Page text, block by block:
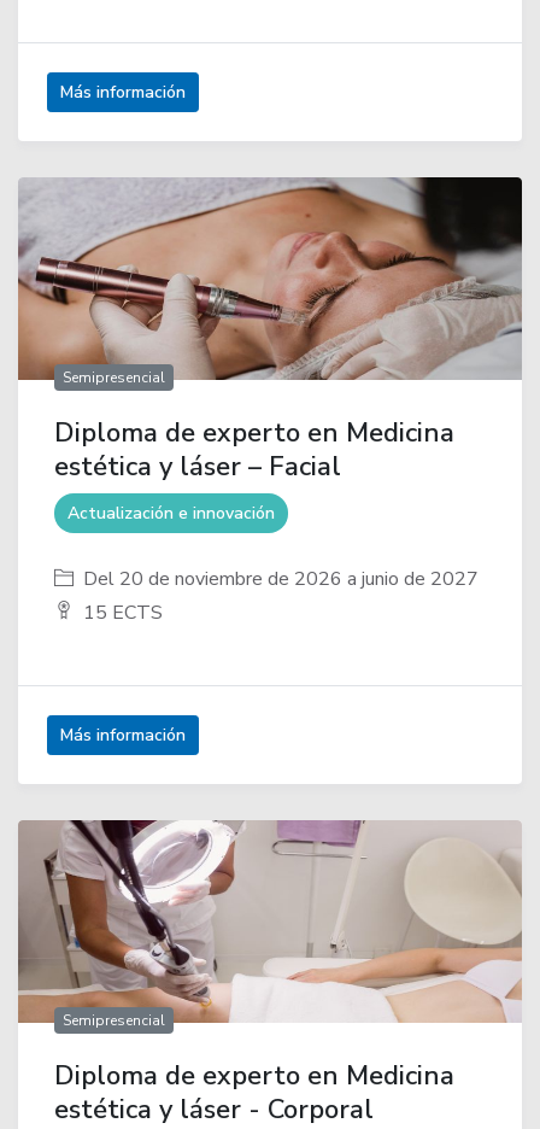
Más información
Semipresencial
Diploma de experto en Medicina
estética y láser – Facial
Actualización e innovación
Del 20 de noviembre de 2026 a junio de 2027
15 ECTS
Más información
Semipresencial
Diploma de experto en Medicina
estética y láser - Corporal